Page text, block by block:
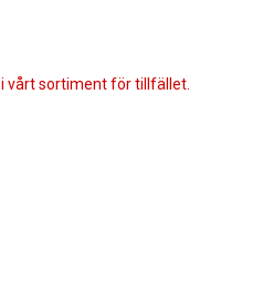
vårt sortiment för tillfället.